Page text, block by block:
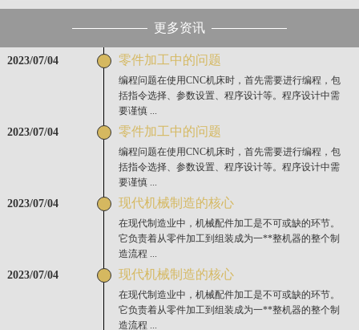
更多资讯
2023/07/04 零件加工中的问题
编程问题在使用CNC机床时，首先需要进行编程，包
括指令选择、参数设置、程序设计等。程序设计中需
要谨慎 ...
2023/07/04 零件加工中的问题
编程问题在使用CNC机床时，首先需要进行编程，包
括指令选择、参数设置、程序设计等。程序设计中需
要谨慎 ...
2023/07/04 现代机械制造的核心
在现代制造业中，机械配件加工是不可或缺的环节。
它负责着从零件加工到组装成为一**整机器的整个制
造流程 ...
2023/07/04 现代机械制造的核心
在现代制造业中，机械配件加工是不可或缺的环节。
它负责着从零件加工到组装成为一**整机器的整个制
造流程 ...